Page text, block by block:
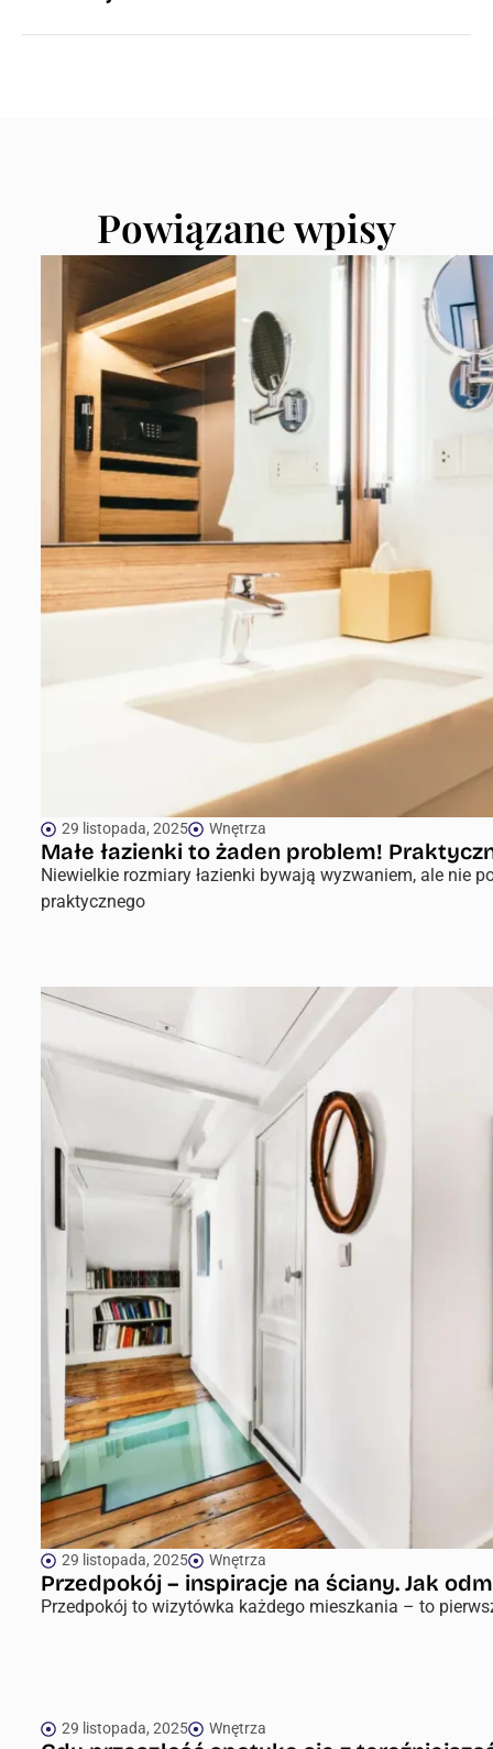
Powiązane wpisy
29 listopada, 2025 Wnętrza
Małe łazienki to żaden problem!
Niewielkie rozmiary łazienki bywają wyzwaniem, ale nie
praktycznego
29 listopada, 2025 Wnętrza
Przedpokój – inspiracje na ściany. Jak
Przedpokój to wizytówka każdego mieszkania – to
29 listopada, 2025 Wnętrza